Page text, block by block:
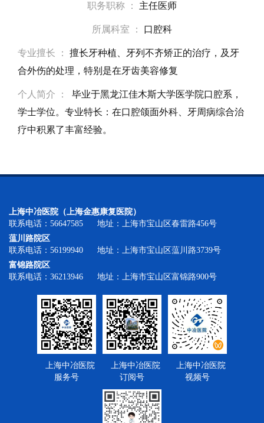
职务职称 ： 主任医师
所属科室 ： 口腔科
专业擅长 ：
擅长牙种植、牙列不齐矫正的治疗，及牙
合外伤的处理，特别是在牙齿美容修复
个人简介 ：
毕业于黑龙江佳木斯大学医学院口腔系，
学士学位。专业特长：在口腔颌面外科、牙周病综合治
疗中积累了丰富经验。
上海中冶医院（上海金惠康复医院）
联系电话：56647585 地址：上海市宝山区春雷路456号
蕰川路院区
联系电话：56199940 地址：上海市宝山区蕰川路3739号
富锦路院区
联系电话：36213946 地址：上海市宝山区富锦路900号
上海中冶医院
服务号
上海中冶医院
订阅号
上海中冶医院
视频号